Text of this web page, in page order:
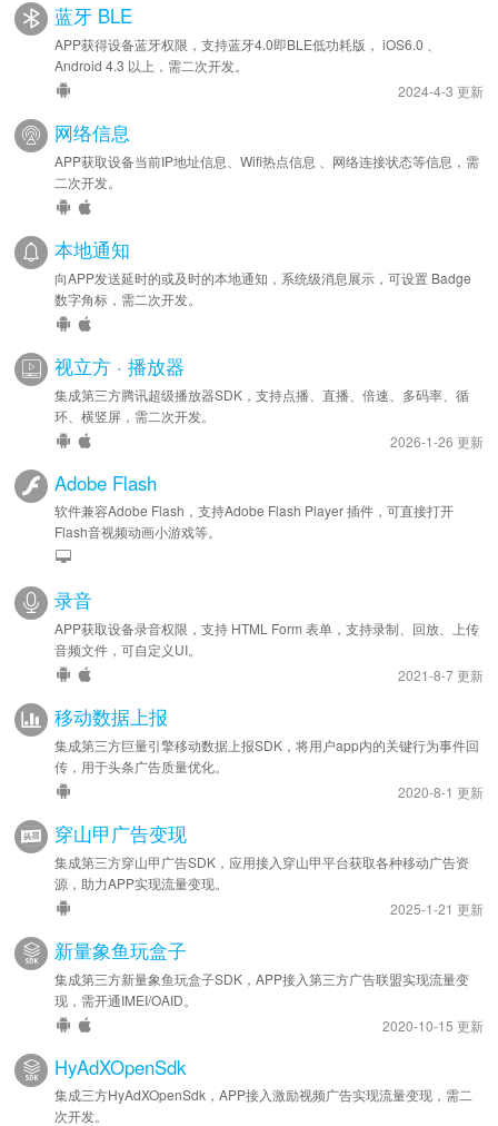
蓝牙 BLE
APP获得设备蓝牙权限，支持蓝牙4.0即BLE低功耗版， iOS6.0 、
Android 4.3 以上，需二次开发。
2024-4-3 更新
网络信息
APP获取设备当前IP地址信息、Wifi热点信息 、网络连接状态等信息，需
二次开发。
本地通知
向APP发送延时的或及时的本地通知，系统级消息展示，可设置 Badge
数字角标，需二次开发。
视立方 · 播放器
集成第三方腾讯超级播放器SDK，支持点播、直播、倍速、多码率、循
环、横竖屏，需二次开发。
2026-1-26 更新
Adobe Flash
软件兼容Adobe Flash，支持Adobe Flash Player 插件，可直接打开
Flash音视频动画小游戏等。
录音
APP获取设备录音权限，支持 HTML Form 表单，支持录制、回放、上传
音频文件，可自定义UI。
2021-8-7 更新
移动数据上报
集成第三方巨量引擎移动数据上报SDK，将用户app内的关键行为事件回
传，用于头条广告质量优化。
2020-8-1 更新
穿山甲广告变现
集成第三方穿山甲广告SDK，应用接入穿山甲平台获取各种移动广告资
源，助力APP实现流量变现。
2025-1-21 更新
新量象鱼玩盒子
集成第三方新量象鱼玩盒子SDK，APP接入第三方广告联盟实现流量变
现，需开通IMEI/OAID。
2020-10-15 更新
HyAdXOpenSdk
集成三方HyAdXOpenSdk，APP接入激励视频广告实现流量变现，需二
次开发。